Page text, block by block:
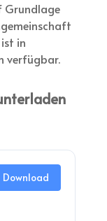
Grundlage
in
verfügbar.
Download